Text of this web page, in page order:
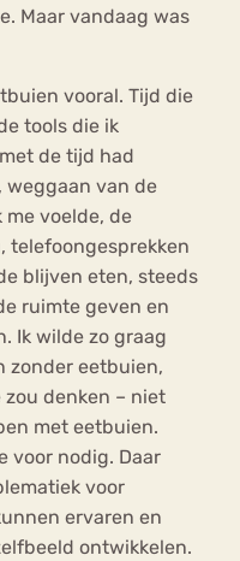
Maar vandaag was
vooral. Tijd die
tools die ik
de tijd had
weggaan van de
voelde, de
telefoongesprekken
blijven eten, steeds
ruimte geven en
Ik wilde zo graag
zonder eetbuien,
zou denken – niet
met eetbuien.
voor nodig. Daar
voor
ervaren en
ontwikkelen.